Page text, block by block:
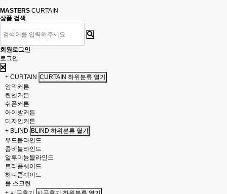
MASTERS CURTAIN
상품 검색
회원로그인
로그인
+ CURTAIN CURTAIN 하위분류 열기
암막커튼
린넨커튼
쉬폰커튼
아이방커튼
디자인커튼
+ BLIND BLIND 하위분류 열기
우드블라인드
콤비블라인드
알루미늄블라인드
트리플쉐이드
허니콤쉐이드
롤 스크린